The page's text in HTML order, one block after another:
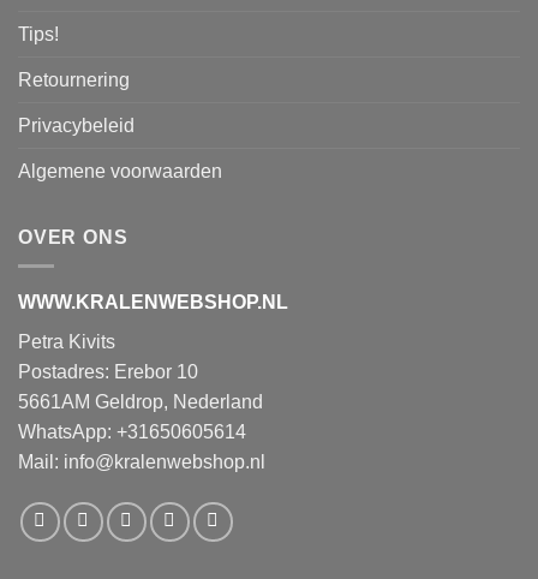
Tips!
Retournering
Privacybeleid
Algemene voorwaarden
OVER ONS
WWW.KRALENWEBSHOP.NL
Petra Kivits
Postadres: Erebor 10
5661AM Geldrop, Nederland
WhatsApp: +31650605614
Mail: info@kralenwebshop.nl